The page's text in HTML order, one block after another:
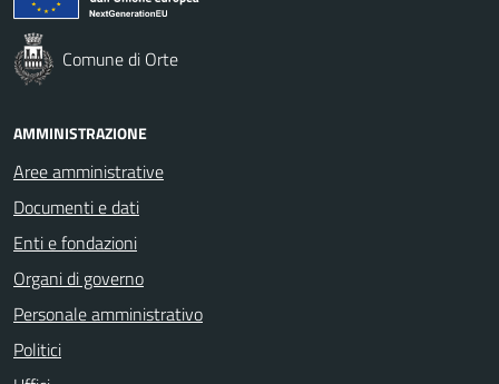
Comune di Orte
AMMINISTRAZIONE
Aree amministrative
Documenti e dati
Enti e fondazioni
Organi di governo
Personale amministrativo
Politici